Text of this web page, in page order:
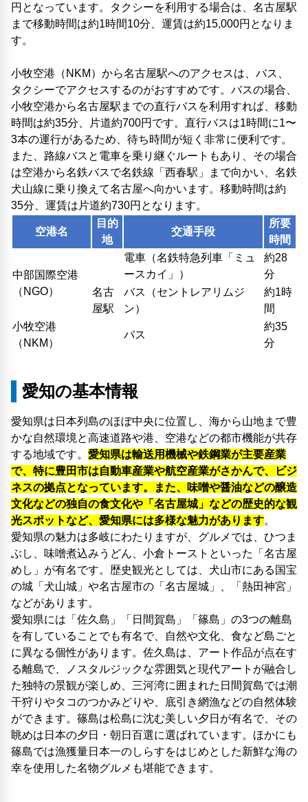
円となっています。タクシーを利用する場合は、名古屋駅
まで移動時間は約1時間10分、運賃は約15,000円となりま
す。
小牧空港（NKM）から名古屋駅へのアクセスは、バス、
タクシーでアクセスするのがおすすめです。バスの場合、
小牧空港から名古屋駅までの直行バスを利用すれば、移動
時間は約35分、片道約700円です。直行バスは1時間に1〜
3本の運行があるため、待ち時間が短く非常に便利です。
また、路線バスと電車を乗り継ぐルートもあり、その場合
は空港から名鉄バスで名鉄線「西春駅」まで向かい、名鉄
犬山線に乗り換えて名古屋へ向かいます。移動時間は約
35分、運賃は片道約730円となります。
空港名
目的
地
交通手段
所要
時間
中部国際空港
（NGO）
電車（名鉄特急列車「ミュ
ースカイ」）
約28
分
名古
屋駅
バス（セントレアリムジ
ン）
約1時
間
小牧空港
（NKM）
バス
約35
分
愛知の基本情報
愛知県は日本列島のほぼ中央に位置し、海から山地まで豊
かな自然環境と高速道路や港、空港などの都市機能が共存
する地域です。 愛知県は輸送用機械や鉄鋼業が主要産業
で、特に豊田市は自動車産業や航空産業がさかんで、ビジ
ネスの拠点となっています。また、味噌や醤油などの醸造
文化などの独自の食文化や「名古屋城」などの歴史的な観
光スポットなど、愛知県には多様な魅力があります。
愛知県の魅力は多岐にわたりますが、グルメでは、ひつま
ぶし、味噌煮込みうどん、小倉トーストといった「名古屋
めし」が有名です。歴史観光としては、犬山市にある国宝
の城「犬山城」や名古屋市の「名古屋城」、「熱田神宮」
などがあります。
愛知県には「佐久島」「日間賀島」「篠島」の3つの離島
を有していることでも有名で、自然や文化、食など島ごと
に異なる個性があります。佐久島は、アート作品が点在す
る離島で、ノスタルジックな雰囲気と現代アートが融合し
た独特の景観が楽しめ、三河湾に囲まれた日間賀島では潮
干狩りやタコのつかみどりや、底引き網漁などの自然体験
ができます。篠島は松島に沈む美しい夕日が有名で、その
眺めは日本の夕日・朝日百選に選ばれています。ほかにも
篠島では漁獲量日本一のしらすをはじめとした新鮮な海の
幸を使用した名物グルメも堪能できます。